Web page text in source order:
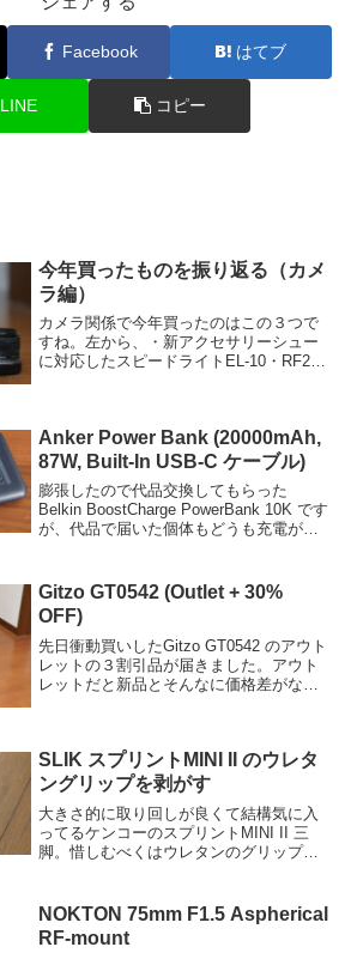
Facebook はてブ
LINE コピー
今年買ったものを振り返る（カメ
ラ編）
カメラ関係で今年買ったのはこの３つで
すね。左から、・新アクセサリーシュー
に対応したスピードライトEL-10・RF24-
Anker Power Bank (20000mAh,
87W, Built-In USB-C ケーブル)
膨張したので代品交換してもらった
Belkin BoostCharge PowerBank 10K です
が、代品で届いた個体もどうも充電がで
な仕様であることが判明。い...
Gitzo GT0542 (Outlet + 30%
OFF)
先日衝動買いしたGitzo GT0542 のアウト
レットの３割引品が届きました。アウト
レットだと新品とそんなに価格差がなく
何...
SLIK スプリントMINI II のウレタ
ングリップを剥がす
大きさ的に取り回しが良くて結構気に入
ってるケンコーのスプリントMINI II 三
脚。惜しむべくはウレタンのグリップの
私が単にウレタングリップが苦手なだけ
です。とはいえ、...
NOKTON 75mm F1.5 Aspherical
RF-mount